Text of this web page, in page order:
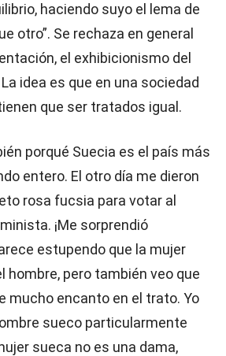
haciendo suyo el lema de
otro”. Se rechaza en general
el exhibicionismo del
idea es que en una sociedad
que ser tratados igual.
porqué Suecia es el país más
entero. El otro día me dieron
rosa fucsia para votar al
¡Me sorprendió
estupendo que la mujer
hombre, pero también veo que
mucho encanto en el trato. Yo
sueco particularmente
sueca no es una dama,